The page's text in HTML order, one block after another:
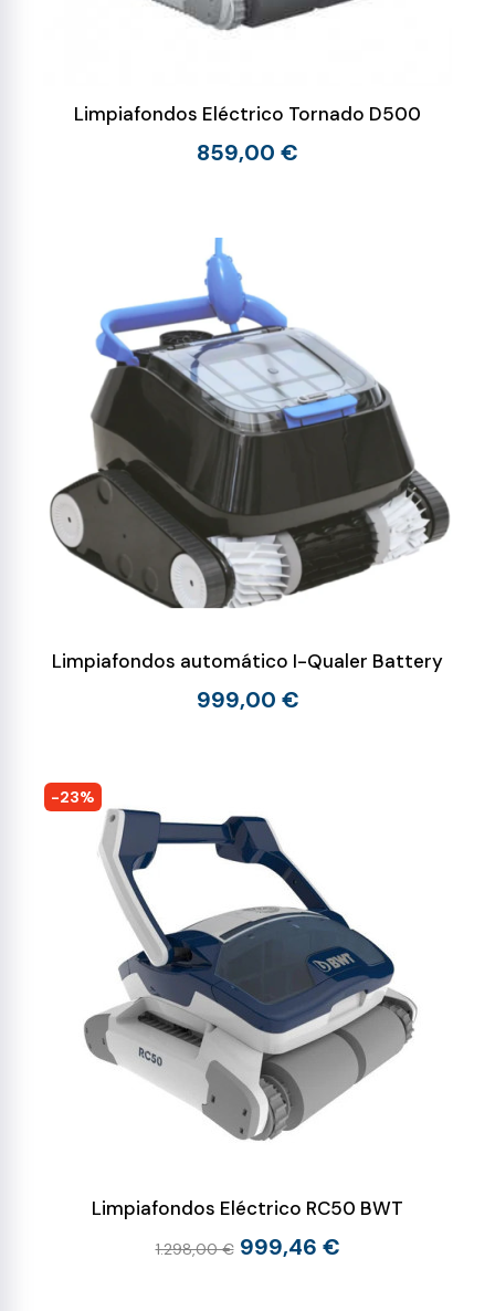
Limpiafondos Eléctrico Tornado D500
859,00 €
Limpiafondos automático I-Qualer Battery
999,00 €
-23%
Limpiafondos Eléctrico RC50 BWT
1.298,00 € 999,46 €